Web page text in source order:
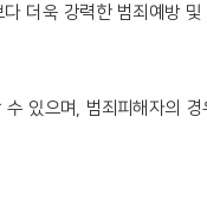
더욱 강력한 범죄예방
있으며
범죄피해자의